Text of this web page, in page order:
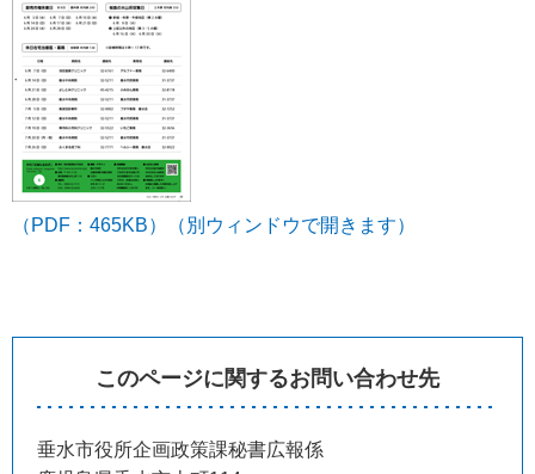
（PDF：465KB）（別ウィンドウで開きます）
このページに関するお問い合わせ先
垂水市役所企画政策課秘書広報係